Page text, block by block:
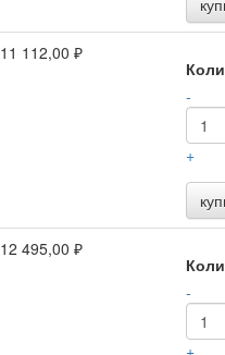
11 112,00 ₽
-
+
12 495,00 ₽
-
+